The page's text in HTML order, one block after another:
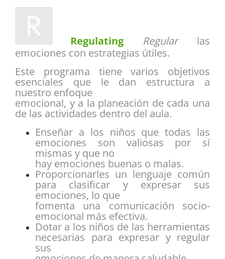
Regulating Regular las
emociones con estrategias útiles.
Este programa tiene varios objetivos
esenciales que le dan estructura a
nuestro enfoque
emocional, y a la planeación de cada una
de las actividades dentro del aula.
Enseñar a los niños que todas las
emociones son valiosas por sí
mismas y que no
hay emociones buenas o malas.
Proporcionarles un lenguaje común
para clasificar y expresar sus
emociones, lo que
fomenta una comunicación socio-
emocional más efectiva.
Dotar a los niños de las herramientas
necesarias para expresar y regular
sus